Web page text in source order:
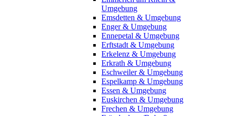
Umgebung
Emsdetten & Umgebung
Enger & Umgebung
Ennepetal & Umgebung
Erftstadt & Umgebung
Erkelenz & Umgebung
Erkrath & Umgebung
Eschweiler & Umgebung
Espelkamp & Umgebung
Essen & Umgebung
Euskirchen & Umgebung
Frechen & Umgebung